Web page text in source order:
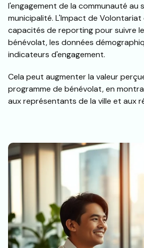
l'engagement de la communauté au
municipalité. L'Impact de
capacités de reporting pour suivre
bénévolat, les données
indicateurs d'engagement.
Cela peut augmenter la valeur
programme de bénévolat, en
aux représentants de la ville et aux